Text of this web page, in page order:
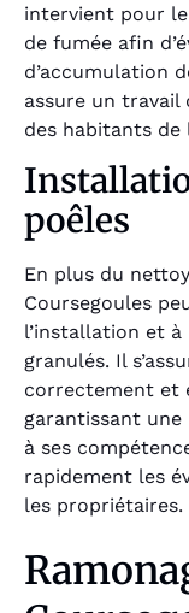
intervient pour
de fumée afin
d’accumulation
assure un
des habitants de
poêles
En plus du
Coursegoules
l’installation et
granulés. Il
correctement et
garantissant
à ses
rapidement les
les propriétaires.